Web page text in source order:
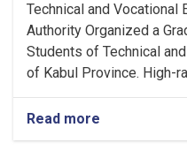
Technical and Vocational
Authority Organized a
Students of Technical
of Kabul Province. High-
Read more
Technical